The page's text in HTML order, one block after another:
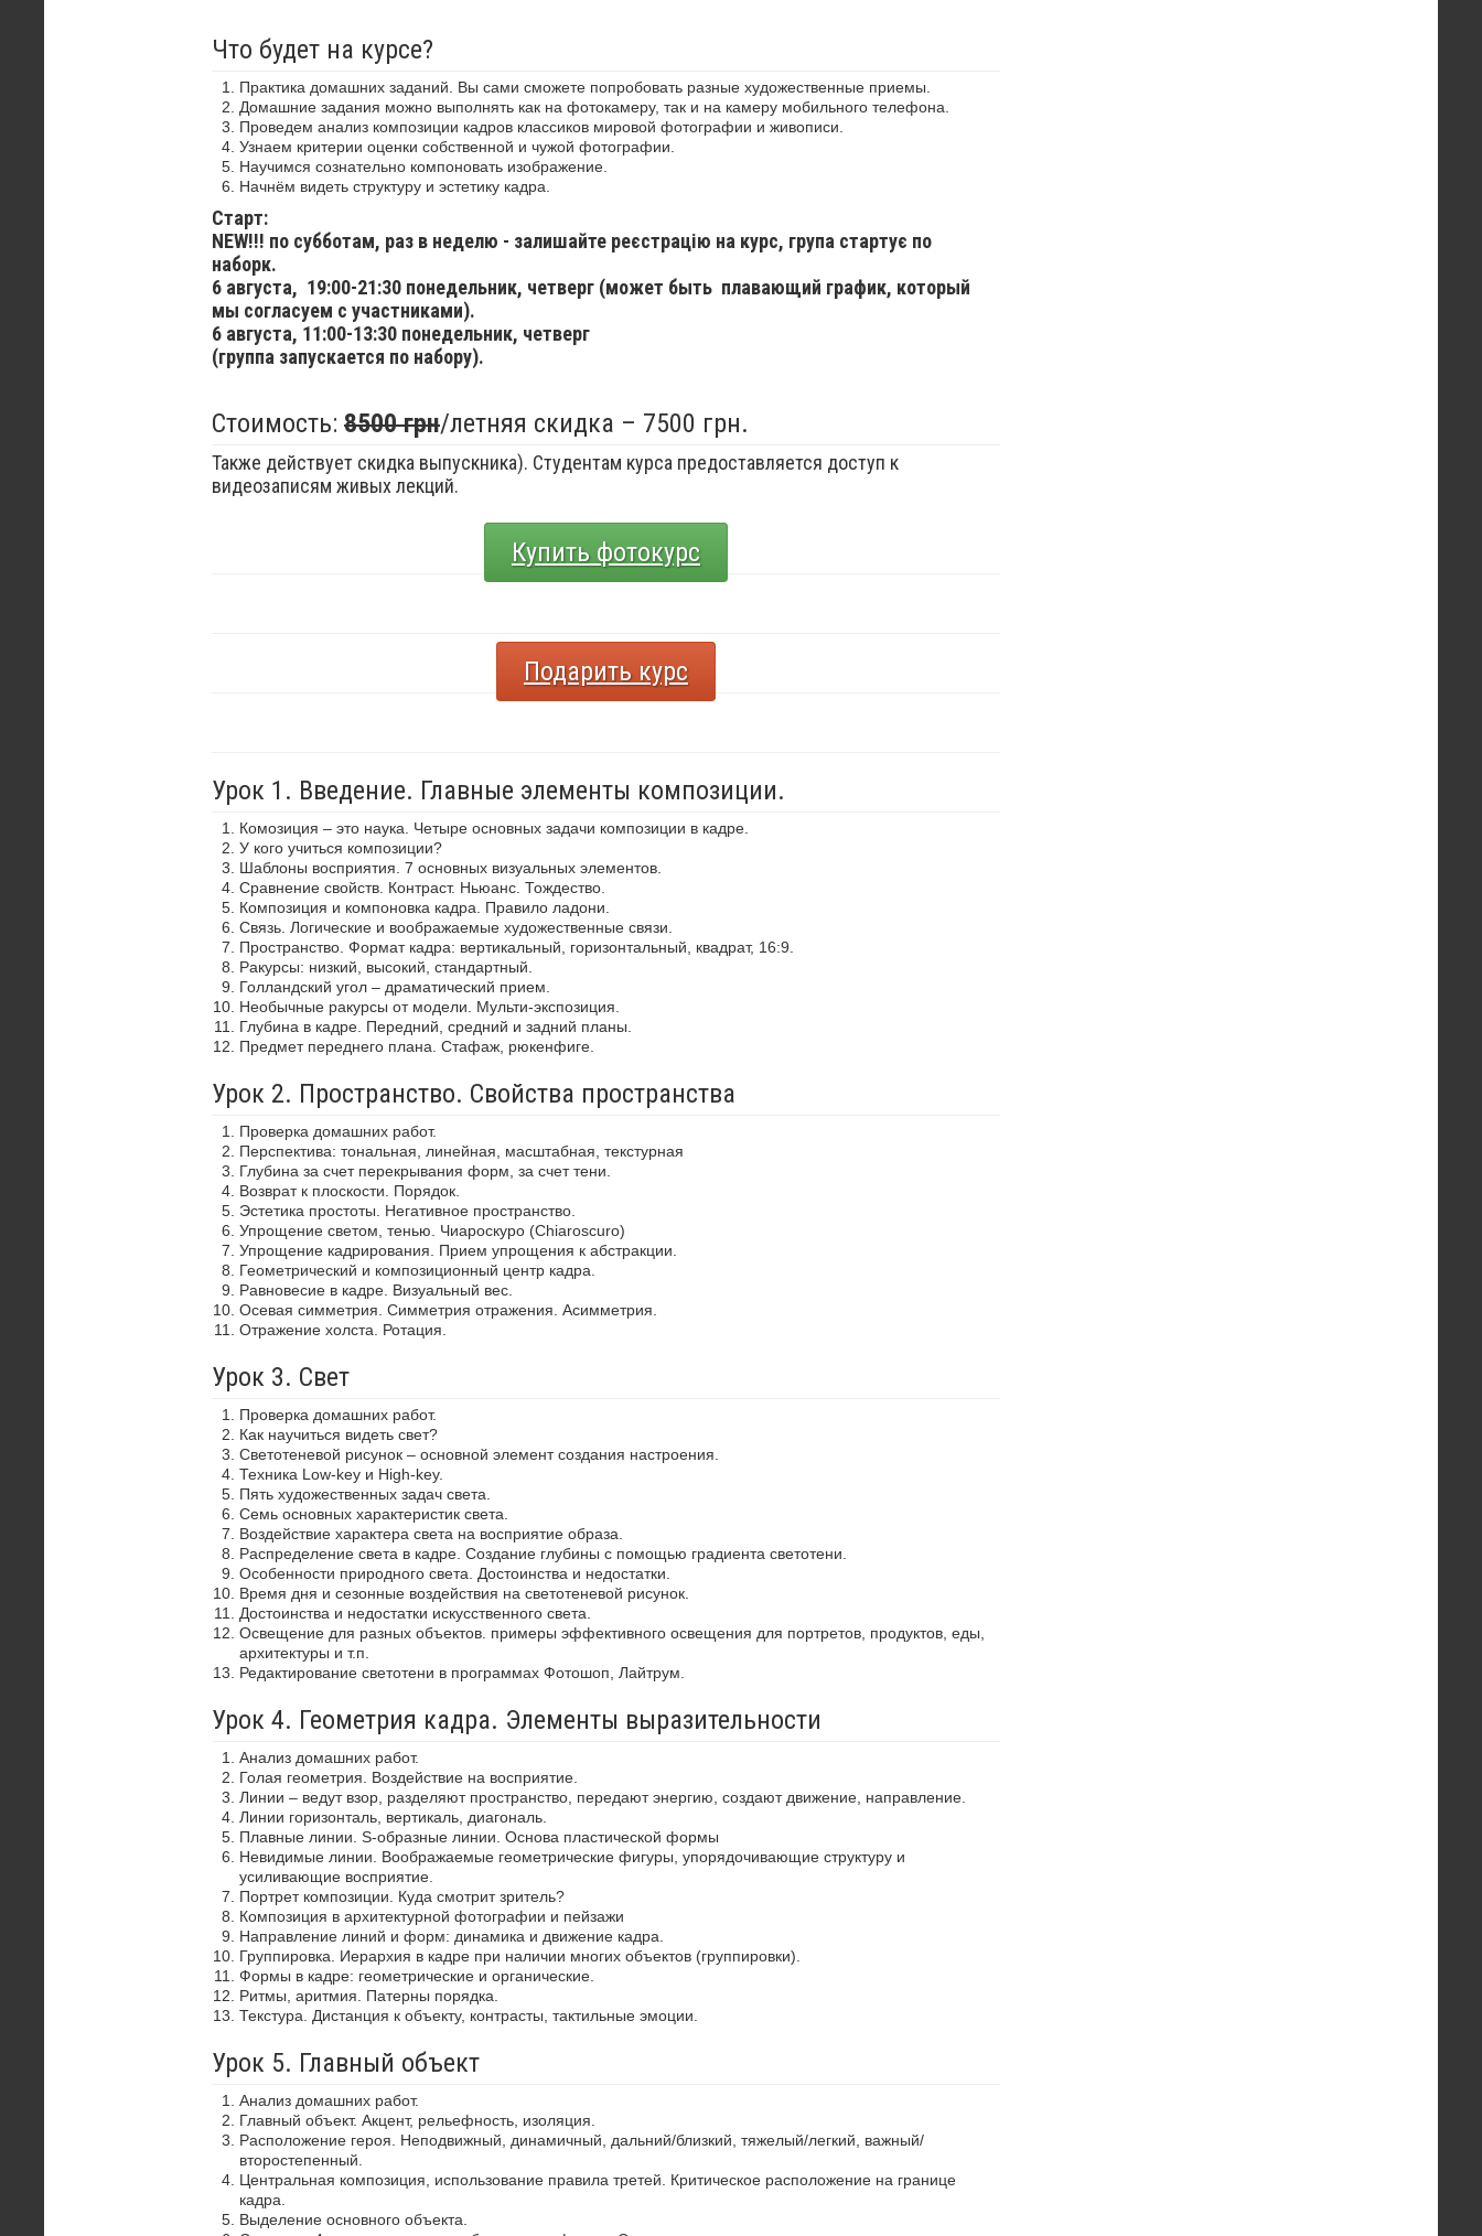
Что будет на курсе?
Практика домашних заданий. Вы сами сможете попробовать разные художественные приемы.
Домашние задания можно выполнять как на фотокамеру, так и на камеру мобильного телефона.
Проведем анализ композиции кадров классиков мировой фотографии и живописи.
Узнаем критерии оценки собственной и чужой фотографии.
Научимся сознательно компоновать изображение.
Начнём видеть структуру и эстетику кадра.
Старт:
NEW!!! по субботам, раз в неделю - залишайте реєстрацію на курс, група стартує по
наборк.
6 августа, 19:00-21:30 понедельник, четверг (может быть плавающий график, который
мы согласуем с участниками).
6 августа, 11:00-13:30 понедельник, четверг
(группа запускается по набору).
Стоимость: 8500 грн/летняя скидка – 7500 грн.
Также действует скидка выпускника). Студентам курса предоставляется доступ к
видеозаписям живых лекций.
Купить фотокурс
Подарить курс
Урок 1. Введение. Главные элементы композиции.
Комозиция – это наука. Четыре основных задачи композиции в кадре.
У кого учиться композиции?
Шаблоны восприятия. 7 основных визуальных элементов.
Сравнение свойств. Контраст. Ньюанс. Тождество.
Композиция и компоновка кадра. Правило ладони.
Связь. Логические и воображаемые художественные связи.
Пространство. Формат кадра: вертикальный, горизонтальный, квадрат, 16:9.
Ракурсы: низкий, высокий, стандартный.
Голландский угол – драматический прием.
Необычные ракурсы от модели. Мульти-экспозиция.
Глубина в кадре. Передний, средний и задний планы.
Предмет переднего плана. Стафаж, рюкенфиге.
Урок 2. Пространство. Свойства пространства
Проверка домашних работ.
Перспектива: тональная, линейная, масштабная, текстурная
Глубина за счет перекрывания форм, за счет тени.
Возврат к плоскости. Порядок.
Эстетика простоты. Негативное пространство.
Упрощение светом, тенью. Чиароскуро (Chiaroscuro)
Упрощение кадрирования. Прием упрощения к абстракции.
Геометрический и композиционный центр кадра.
Равновесие в кадре. Визуальный вес.
Осевая симметрия. Симметрия отражения. Асимметрия.
Отражение холста. Ротация.
Урок 3. Свет
Проверка домашних работ.
Как научиться видеть свет?
Светотеневой рисунок – основной элемент создания настроения.
Техника Low-key и High-key.
Пять художественных задач света.
Семь основных характеристик света.
Воздействие характера света на восприятие образа.
Распределение света в кадре. Создание глубины с помощью градиента светотени.
Особенности природного света. Достоинства и недостатки.
Время дня и сезонные воздействия на светотеневой рисунок.
Достоинства и недостатки искусственного света.
Освещение для разных объектов. примеры эффективного освещения для портретов, продуктов, еды,
архитектуры и т.п.
Редактирование светотени в программах Фотошоп, Лайтрум.
Урок 4. Геометрия кадра. Элементы выразительности
Анализ домашних работ.
Голая геометрия. Воздействие на восприятие.
Линии – ведут взор, разделяют пространство, передают энергию, создают движение, направление.
Линии горизонталь, вертикаль, диагональ.
Плавные линии. S-образные линии. Основа пластической формы
Невидимые линии. Воображаемые геометрические фигуры, упорядочивающие структуру и
усиливающие восприятие.
Портрет композиции. Куда смотрит зритель?
Композиция в архитектурной фотографии и пейзажи
Направление линий и форм: динамика и движение кадра.
Группировка. Иерархия в кадре при наличии многих объектов (группировки).
Формы в кадре: геометрические и органические.
Ритмы, аритмия. Патерны порядка.
Текстура. Дистанция к объекту, контрасты, тактильные эмоции.
Урок 5. Главный объект
Анализ домашних работ.
Главный объект. Акцент, рельефность, изоляция.
Расположение героя. Неподвижный, динамичный, дальний/близкий, тяжелый/легкий, важный/
второстепенный.
Центральная композиция, использование правила третей. Критическое расположение на границе
кадра.
Выделение основного объекта.